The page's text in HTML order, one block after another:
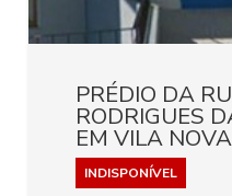
PRÉDIO DA
RODRIGUES
EM VILA
INDISPONÍVEL